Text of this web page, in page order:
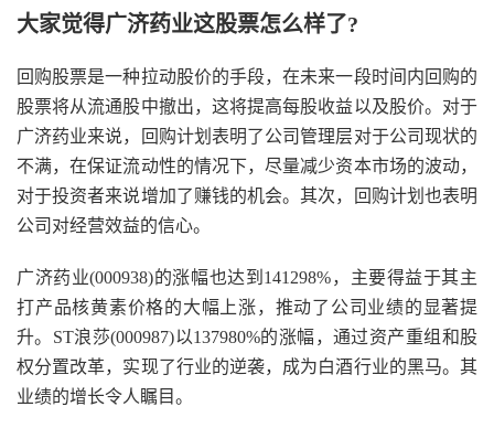
大家觉得广济药业这股票怎么样了?
回购股票是一种拉动股价的手段，在未来一段时间内回购的
股票将从流通股中撤出，这将提高每股收益以及股价。对于
广济药业来说，回购计划表明了公司管理层对于公司现状的
不满，在保证流动性的情况下，尽量减少资本市场的波动，
对于投资者来说增加了赚钱的机会。其次，回购计划也表明
公司对经营效益的信心。
广济药业(000938)的涨幅也达到141298%，主要得益于其主
打产品核黄素价格的大幅上涨，推动了公司业绩的显著提
升。ST浪莎(000987)以137980%的涨幅，通过资产重组和股
权分置改革，实现了行业的逆袭，成为白酒行业的黑马。其
业绩的增长令人瞩目。